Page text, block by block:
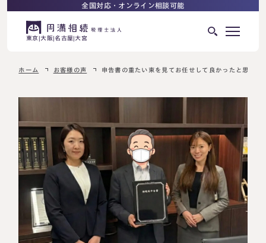
全国対応・オンライン相談可能
東京 大阪 名古屋 大宮
はじめての方へ
ご相談の流れ
選ばれる理由
よくある質問
相続が発生した方へ
相続税申告について
ご相談の流れ
料金表
ホーム お客様の声 申告書の重たい束を見てお任せして良かったと思いま